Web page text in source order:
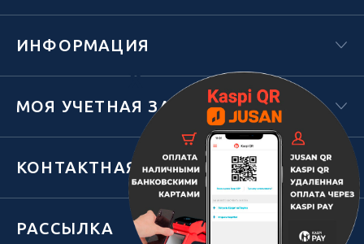
Х
ИНФОРМАЦИЯ
МОЯ УЧЕТНАЯ ЗАПИСЬ
КОНТАКТНАЯ ИНФОРМАЦИЯ
РАССЫЛКА